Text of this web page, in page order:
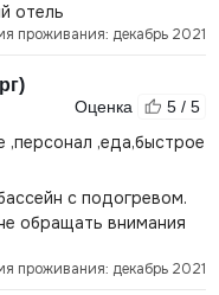
отель
проживания: декабрь 2021
Оценка 5 / 5
,персонал ,еда,быстрое
с подогревом.
обращать внимания
проживания: декабрь 2021